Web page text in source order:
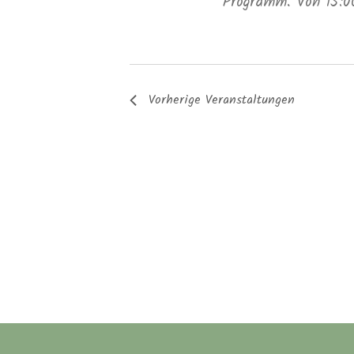
Vorherige Veranstaltungen